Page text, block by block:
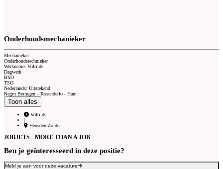
Onderhoudsmechanieker
Mechanieker
Onderhoudstechnieker
Werknemer Voltijds
Dagwerk
BSO
TSO
Nederlands: Uitstekend
Regio Beringen - Tessenderlo - Ham
Toon alles
Voltijds
|
Heusden-Zolder
JOBJETS - MORE THAN A JOB
Ben je geïnteresseerd in deze positie?
Meld je aan voor deze vacature